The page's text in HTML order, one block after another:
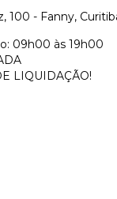
100 - Fanny,
09h00 às 19h00
LIQUIDAÇÃO!